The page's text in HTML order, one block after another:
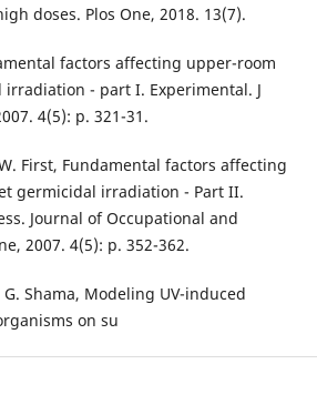
doses. Plos One, 2018. 13(7).
factors affecting upper-room
- part I. Experimental. J
4(5): p. 321-31.
First, Fundamental factors affecting
germicidal irradiation - Part II.
Journal of Occupational and
2007. 4(5): p. 352-362.
Shama, Modeling UV-induced
on su